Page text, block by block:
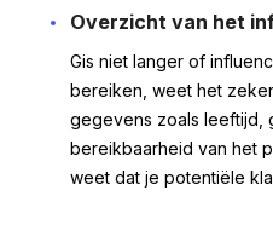
Overzicht van het
Gis niet langer of
bereiken, weet het
gegevens zoals leeftijd,
bereikbaarheid van het
weet dat je potentiële